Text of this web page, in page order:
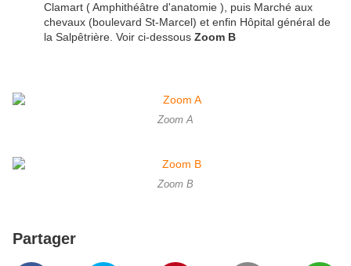
Clamart ( Amphithéâtre d'anatomie ), puis Marché aux
chevaux (boulevard St-Marcel) et enfin Hôpital général de
la Salpêtrière. Voir ci-dessous Zoom B
Zoom A
Zoom B
Partager